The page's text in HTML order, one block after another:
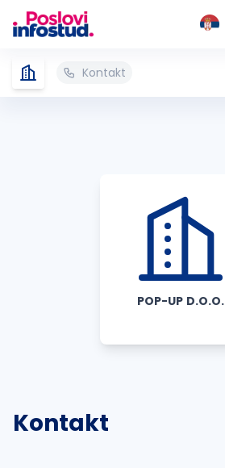
Kontakt
POP-UP D.O.O.
Kontakt